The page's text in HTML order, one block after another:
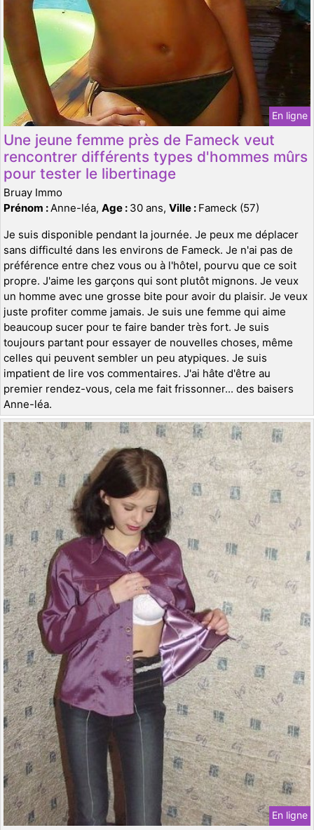
En ligne
Une jeune femme près de Fameck veut
rencontrer différents types d'hommes mûrs
pour tester le libertinage
Bruay Immo
Prénom :Anne-léa, Age : 30 ans, Ville : Fameck (57)
Je suis disponible pendant la journée. Je peux me déplacer
sans difficulté dans les environs de Fameck. Je n'ai pas de
préférence entre chez vous ou à l'hôtel, pourvu que ce soit
propre. J'aime les garçons qui sont plutôt mignons. Je veux
un homme avec une grosse bite pour avoir du plaisir. Je veux
juste profiter comme jamais. Je suis une femme qui aime
beaucoup sucer pour te faire bander très fort. Je suis
toujours partant pour essayer de nouvelles choses, même
celles qui peuvent sembler un peu atypiques. Je suis
impatient de lire vos commentaires. J'ai hâte d'être au
premier rendez-vous, cela me fait frissonner... des baisers
Anne-léa.
En ligne